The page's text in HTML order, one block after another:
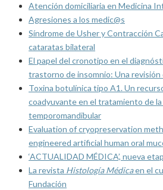
Atención domiciliaria en Medicina
Agresiones a los medic@s
Síndrome de Usher y Contracción
cataratas bilateral
El papel del cronotipo en el
trastorno de insomnio: Una revisión
Toxina botulínica tipo A1. Un
coadyuvante en el tratamiento de
temporomandibular
Evaluation of cryopreservation
engineered artificial human oral
‘ACTUALIDAD MÉDICA’, nueva
La revista Histología Médicaen el
Fundación